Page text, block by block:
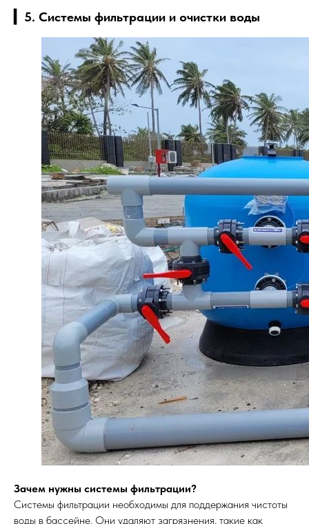
▎5. Системы фильтрации и очистки воды
Зачем нужны системы фильтрации?
Системы фильтрации необходимы для поддержания чистоты
воды в бассейне. Они удаляют загрязнения, такие как